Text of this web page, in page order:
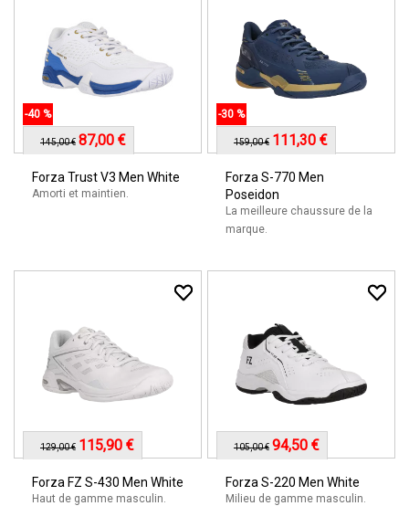
Forza Trust V3 Men White
Amorti et maintien.
-40 %
145,00 € 87,00 €
Forza S-770 Men
Poseidon
La meilleure chaussure de la
marque.
-30 %
159,00 € 111,30 €
Forza FZ S-430 Men White
Haut de gamme masculin.
129,00 € 115,90 €
Forza S-220 Men White
Milieu de gamme masculin.
105,00 € 94,50 €